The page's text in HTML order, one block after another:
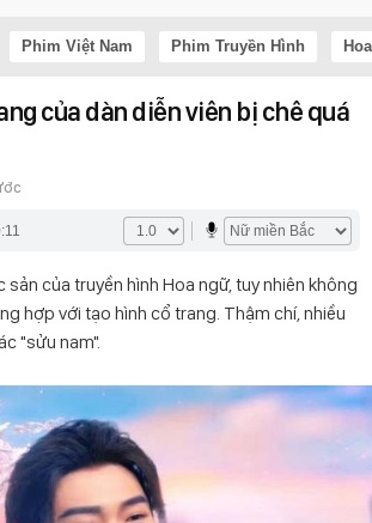
Phim Việt Nam Phim Truyền Hình
của dàn diễn viên bị chê quá
sản của truyền hình Hoa ngữ, tuy nhiên không
hợp với tạo hình cổ trang. Thậm chí, nhiều
"sửu nam".